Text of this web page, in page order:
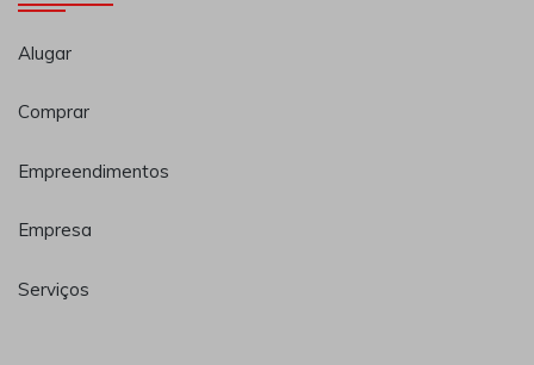
Alugar
Comprar
Empreendimentos
Empresa
Serviços